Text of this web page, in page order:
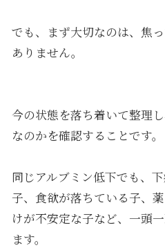
でも、まず大切なのは、焦
ありません。
今の状態を落ち着いて整理
なのかを確認することです。
同じアルブミン低下でも、
子、食欲が落ちている子、
けが不安定な子など、一頭
ます。